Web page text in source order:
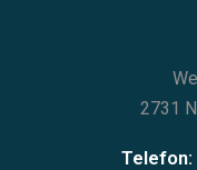
2731